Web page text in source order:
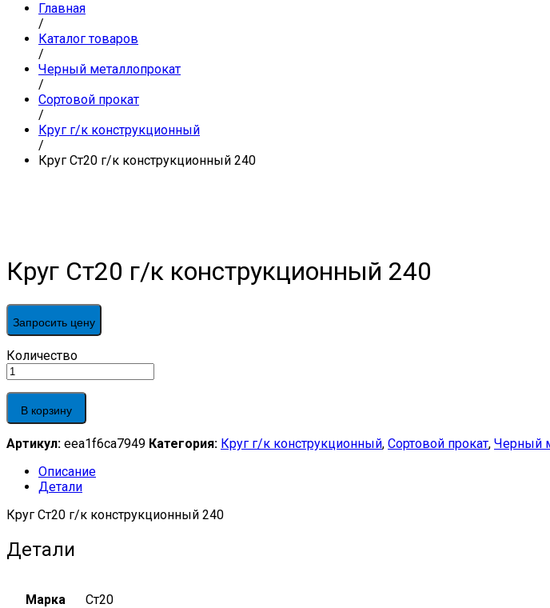
Главная
/
Каталог товаров
/
Черный металлопрокат
/
Сортовой прокат
/
Круг г/к конструкционный
/
Круг Ст20 г/к конструкционный 240
Круг Ст20 г/к конструкционный 240
Запросить цену
Круг
Ст20
г/
к
конструкционный
quantity
Количество
В корзину
Артикул: eea1f6ca7949 Категория: Круг г/к конструкционный, Сортовой прокат, Черный
Описание
Детали
Круг Ст20 г/к конструкционный 240
Детали
Марка Ст20